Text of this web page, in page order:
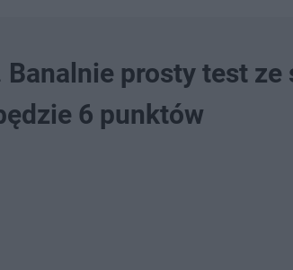
prosty test ze
6 punktów